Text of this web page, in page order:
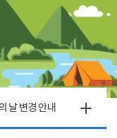
날 변경 안내